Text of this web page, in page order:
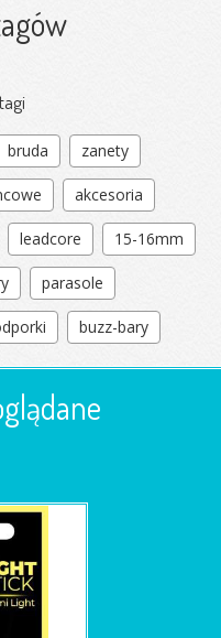
bruda zanety
akcesoria
leadcore 15-16mm
parasole
buzz-bary